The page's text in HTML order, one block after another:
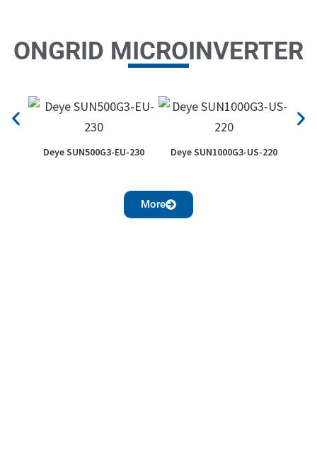
ONGRID MICROINVERTER
Deye SUN500G3-EU-230 Deye SUN1000G3-US-220
More